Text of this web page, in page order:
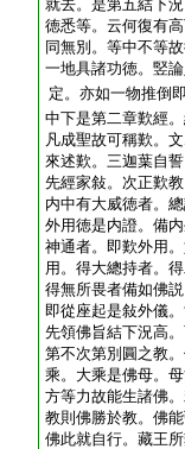
就去。是第五結下
徳悉等。云何復有
同無別。等中不等
一地具諸功徳。竪
定。亦如一物推倒
中下是第二章歎經
凡成聖故可稱歎。
來述歎。三迦葉自
先經家敍。次正歎
内中有大威徳者。
外用徳是内證。備
神通者。即歎外用
用。得大總持者。
得無所畏者備如佛
即從座起是敍外儀
先領佛旨結下況高
第不次第別圓之教
乘。大乘是佛母。
方等力故能生諸佛
教則佛勝於教。佛
佛此就自行。藏王